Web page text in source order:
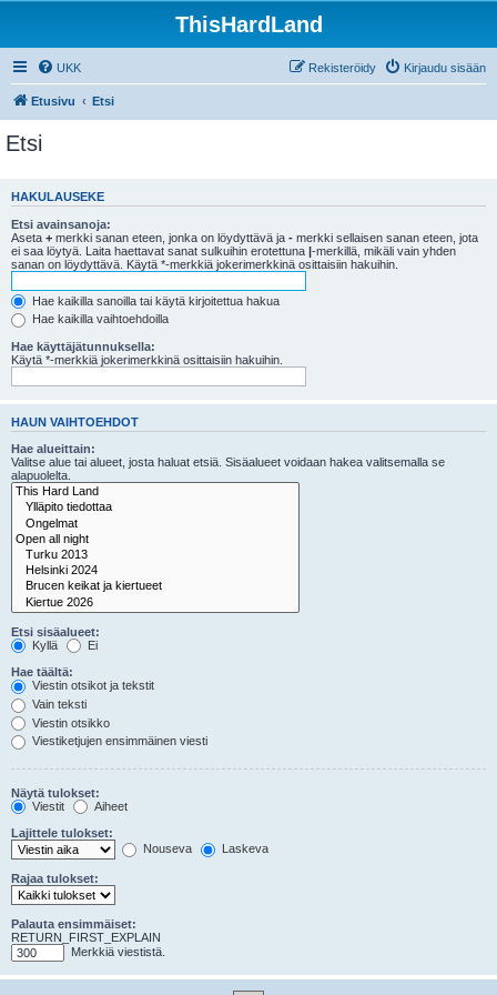
ThisHardLand
UKK Kirjaudu sisään
Rekisteröidy
Etusivu Etsi
Etsi
HAKULAUSEKE
Etsi avainsanoja:
Aseta + merkki sanan eteen, jonka on löydyttävä ja - merkki sellaisen sanan eteen, jota
ei saa löytyä. Laita haettavat sanat sulkuihin erotettuna |-merkillä, mikäli vain yhden
sanan on löydyttävä. Käytä *-merkkiä jokerimerkkinä osittaisiin hakuihin.
Hae kaikilla sanoilla tai käytä kirjoitettua hakua
Hae kaikilla vaihtoehdoilla
Hae käyttäjätunnuksella:
Käytä *-merkkiä jokerimerkkinä osittaisiin hakuihin.
HAUN VAIHTOEHDOT
Hae alueittain:
Valitse alue tai alueet, josta haluat etsiä. Sisäalueet voidaan hakea valitsemalla se
alapuolelta.
Etsi sisäalueet:
Kyllä
Ei
Hae täältä:
Viestin otsikot ja tekstit
Vain teksti
Viestin otsikko
Viestiketjujen ensimmäinen viesti
Näytä tulokset:
Viestit
Aiheet
Lajittele tulokset:
Nouseva
Laskeva
Rajaa tulokset:
Palauta ensimmäiset:
RETURN_FIRST_EXPLAIN
Merkkiä viestistä.